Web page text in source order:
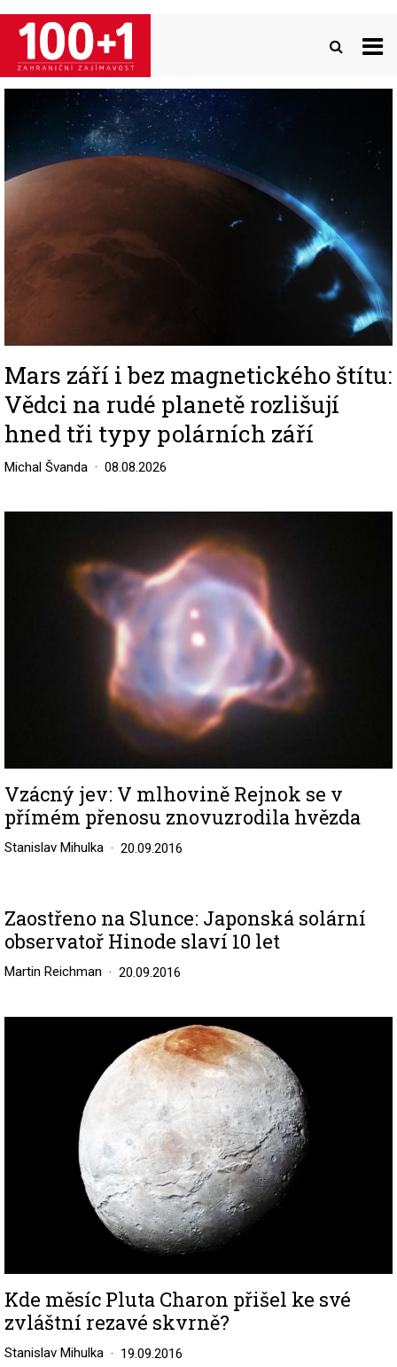
Přejít
hlavnímu
obsahu
Image
Mars září i bez magnetického štítu:
Vědci na rudé planetě rozlišují
hned tři typy polárních září
Michal Švanda 08.08.2026
Vzácný jev: V mlhovině Rejnok se v
přímém přenosu znovuzrodila hvězda
Stanislav Mihulka 20.09.2016
Zaostřeno na Slunce: Japonská solární
observatoř Hinode slaví 10 let
Martin Reichman 20.09.2016
Kde měsíc Pluta Charon přišel ke své
zvláštní rezavé skvrně?
Stanislav Mihulka 19.09.2016